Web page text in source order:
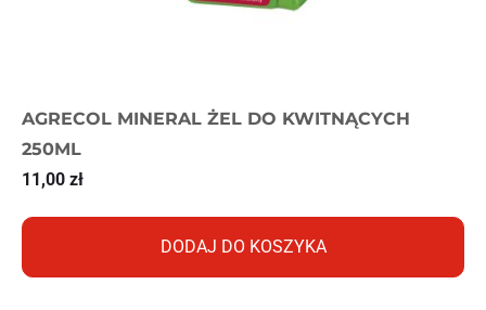
AGRECOL MINERAL ŻEL DO KWITNĄCYCH
250ML
11,00 zł
DODAJ DO KOSZYKA